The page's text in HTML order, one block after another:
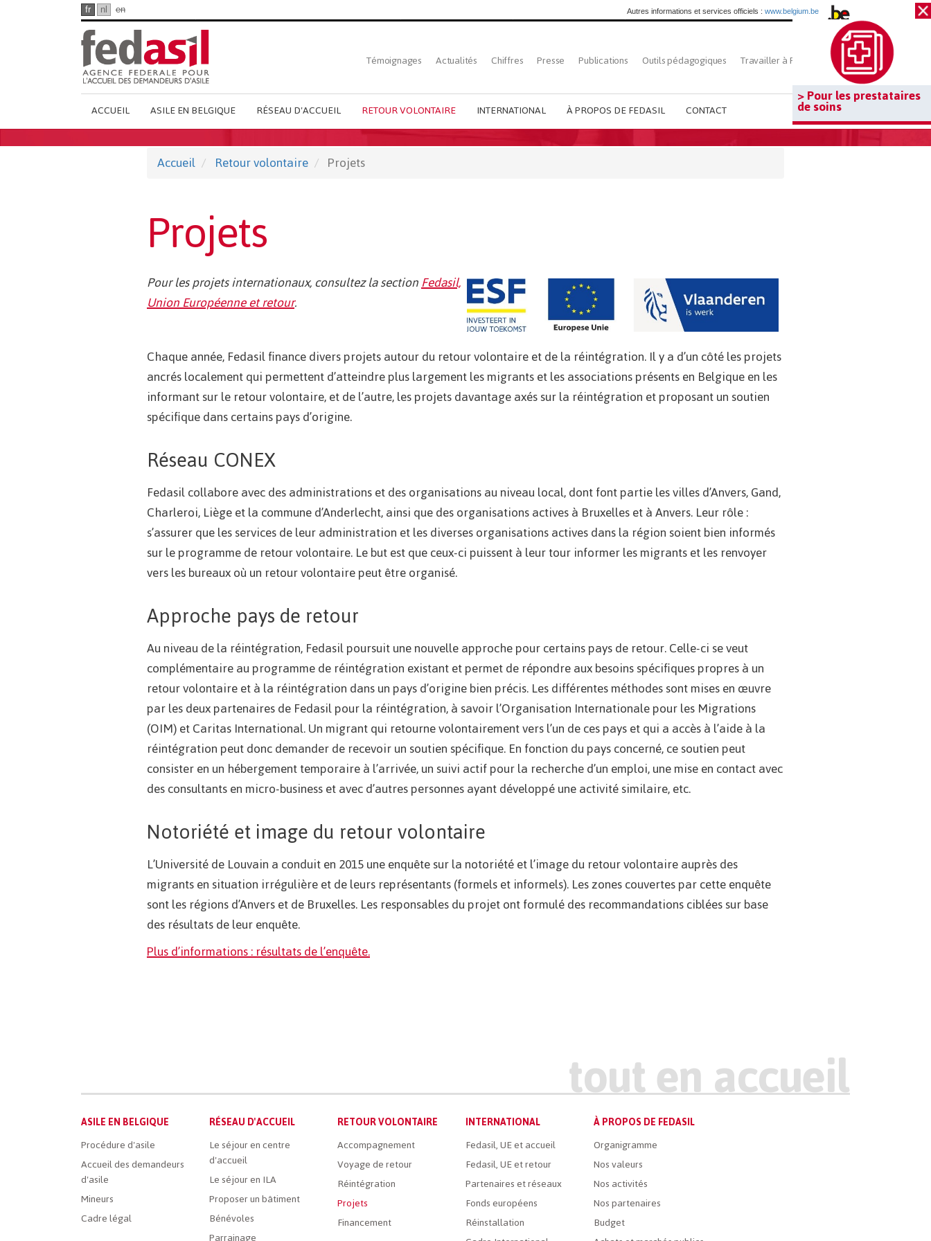
> Pour les prestataires
de soins
fr nl en Autres informations et services officiels : www.belgium.be
Top
French
menu
Témoignages Actualités Chiffres Presse Publications Outils pédagogiques Travailler à Fedasil Rechercher
Main
French
ACCUEIL ASILE EN BELGIQUE RÉSEAU D'ACCUEIL RETOUR VOLONTAIRE INTERNATIONAL À PROPOS DE FEDASIL CONTACT
Accueil Retour volontaire Projets
Projets
Pour les projets internationaux, consultez la sectionFedasil,
Union Européenne et retour.
Chaque année, Fedasil finance divers projets autour du retour volontaire et de la réintégration. Il y a d’un côté les projets
ancrés localement qui permettent d’atteindre plus largement les migrants et les associations présents en Belgique en les
informant sur le retour volontaire, et de l’autre, les projets davantage axés sur la réintégration et proposant un soutien
spécifique dans certains pays d’origine.
Réseau CONEX
Fedasil collabore avec des administrations et des organisations au niveau local, dont font partie les villes d’Anvers, Gand,
Charleroi, Liège et la commune d’Anderlecht, ainsi que des organisations actives à Bruxelles et à Anvers. Leur rôle :
s’assurer que les services de leur administration et les diverses organisations actives dans la région soient bien informés
sur le programme de retour volontaire. Le but est que ceux-ci puissent à leur tour informer les migrants et les renvoyer
vers les bureaux où un retour volontaire peut être organisé.
Approche pays de retour
Au niveau de la réintégration, Fedasil poursuit une nouvelle approche pour certains pays de retour. Celle-ci se veut
complémentaire au programme de réintégration existant et permet de répondre aux besoins spécifiques propres à un
retour volontaire et à la réintégration dans un pays d’origine bien précis. Les différentes méthodes sont mises en œuvre
par les deux partenaires de Fedasil pour la réintégration, à savoir l’Organisation Internationale pour les Migrations
(OIM) et Caritas International. Un migrant qui retourne volontairement vers l’un de ces pays et qui a accès à l’aide à la
réintégration peut donc demander de recevoir un soutien spécifique. En fonction du pays concerné, ce soutien peut
consister en un hébergement temporaire à l’arrivée, un suivi actif pour la recherche d’un emploi, une mise en contact avec
des consultants en micro-business et avec d’autres personnes ayant développé une activité similaire, etc.
Notoriété et image du retour volontaire
L’Université de Louvain a conduit en 2015 une enquête sur la notoriété et l’image du retour volontaire auprès des
migrants en situation irrégulière et de leurs représentants (formels et informels). Les zones couvertes par cette enquête
sont les régions d’Anvers et de Bruxelles. Les responsables du projet ont formulé des recommandations ciblées sur base
des résultats de leur enquête.
Plus d’informations : résultats de l’enquête.
Main
French
Menu
ASILE EN BELGIQUE
Procédure d'asile
Accueil des demandeurs
d'asile
Mineurs
Cadre légal
RÉSEAU D'ACCUEIL
Le séjour en centre
d'accueil
Le séjour en ILA
Proposer un bâtiment
Bénévoles
RETOUR VOLONTAIRE
Accompagnement
Voyage de retour
Réintégration
Projets
Financement
INTERNATIONAL
Fedasil, UE et accueil
Fedasil, UE et retour
Partenaires et réseaux
Fonds européens
Réinstallation
À PROPOS DE FEDASIL
Organigramme
Nos valeurs
Nos activités
Nos partenaires
Budget